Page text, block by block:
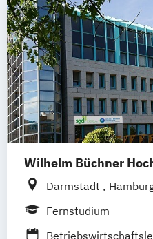
Musikmanagement
Wilhelm Büchner
Darmstadt
Bonn
Nürnberg
Fernstudium